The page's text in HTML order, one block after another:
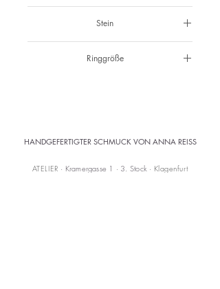
Stein
Ringgröße
HANDGEFERTIGTER SCHMUCK VON ANNA REISS
ATELIER · Kramergasse 1 · 3. Stock · Klagenfurt